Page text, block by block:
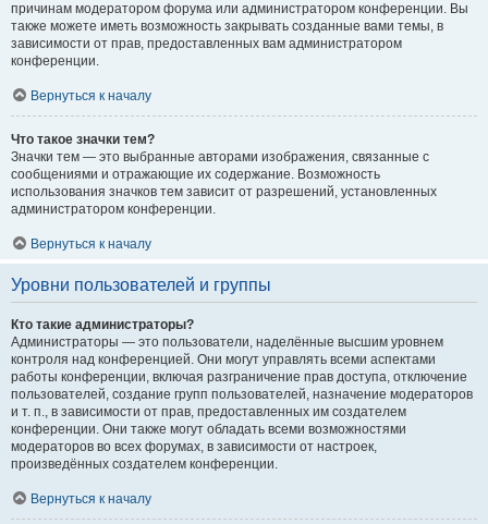
причинам модератором форума или администратором конференции. Вы
также можете иметь возможность закрывать созданные вами темы, в
зависимости от прав, предоставленных вам администратором
конференции.
Вернуться к началу
Что такое значки тем?
Значки тем — это выбранные авторами изображения, связанные с
сообщениями и отражающие их содержание. Возможность
использования значков тем зависит от разрешений, установленных
администратором конференции.
Вернуться к началу
Уровни пользователей и группы
Кто такие администраторы?
Администраторы — это пользователи, наделённые высшим уровнем
контроля над конференцией. Они могут управлять всеми аспектами
работы конференции, включая разграничение прав доступа, отключение
пользователей, создание групп пользователей, назначение модераторов
и т. п., в зависимости от прав, предоставленных им создателем
конференции. Они также могут обладать всеми возможностями
модераторов во всех форумах, в зависимости от настроек,
произведённых создателем конференции.
Вернуться к началу